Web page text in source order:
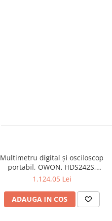
Multimetru digital și osciloscop
portabil, OWON, HDS242S,
200mV-1kV, 200mA-
1.124,05 Lei
ADAUGA IN COS